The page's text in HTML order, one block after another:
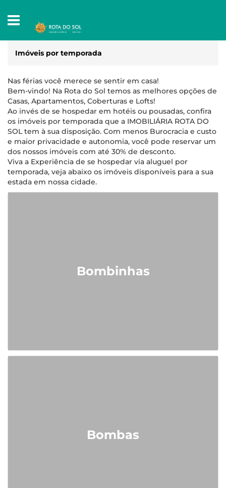
Imóveis por temporada
Nas férias você merece se sentir em casa!
Bem-vindo! Na Rota do Sol temos as melhores opções de
Casas, Apartamentos, Coberturas e Lofts!
Ao invés de se hospedar em hotéis ou pousadas, confira
os imóveis por temporada que a IMOBILIÁRIA ROTA DO
SOL tem à sua disposição. Com menos Burocracia e custo
e maior privacidade e autonomia, você pode reservar um
dos nossos imóveis com até 30% de desconto.
Viva a Experiência de se hospedar via aluguel por
temporada, veja abaixo os imóveis disponíveis para a sua
estada em nossa cidade.
Bombinhas
Bombas